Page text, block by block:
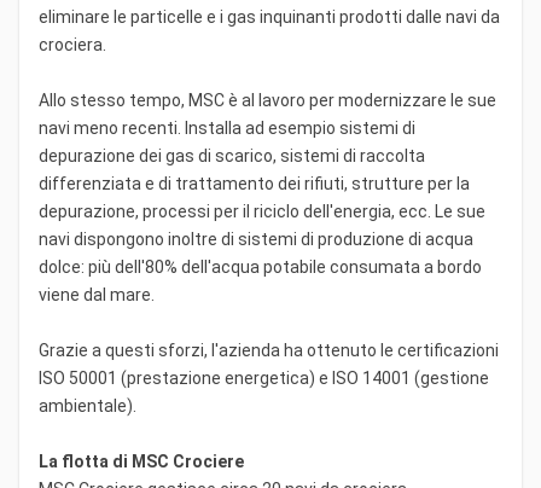
eliminare le particelle e i gas inquinanti prodotti dalle navi da
crociera.
Allo stesso tempo, MSC è al lavoro per modernizzare le sue
navi meno recenti. Installa ad esempio sistemi di
depurazione dei gas di scarico, sistemi di raccolta
differenziata e di trattamento dei rifiuti, strutture per la
depurazione, processi per il riciclo dell'energia, ecc. Le sue
navi dispongono inoltre di sistemi di produzione di acqua
dolce: più dell'80% dell'acqua potabile consumata a bordo
viene dal mare.
Grazie a questi sforzi, l'azienda ha ottenuto le certificazioni
ISO 50001 (prestazione energetica) e ISO 14001 (gestione
ambientale).
La flotta di MSC Crociere